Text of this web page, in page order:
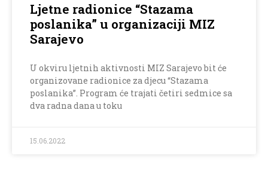
Ljetne radionice “Stazama
poslanika” u organizaciji MIZ
Sarajevo
U okviru ljetnih aktivnosti MIZ Sarajevo bit će
organizovane radionice za djecu “Stazama
poslanika”. Program će trajati četiri sedmice sa
dva radna dana u toku
15.06.2022